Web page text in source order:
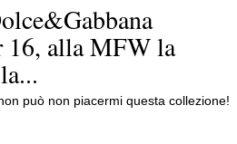
16, alla MFW la
può non piacermi questa collezione!